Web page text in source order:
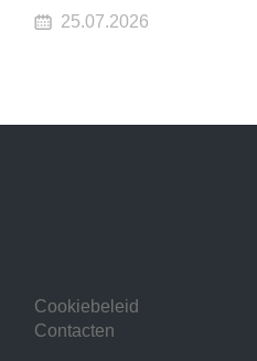
25.07.2026
Cookiebeleid
Contacten